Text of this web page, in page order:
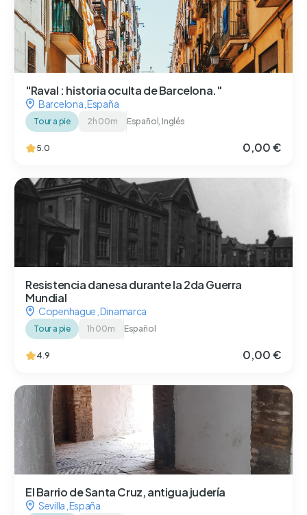
"Raval : historia oculta de Barcelona."
Barcelona España
Tour a pie 2h 00m Español, Inglés
5.0 0,00 €
Resistencia danesa durante la 2da Guerra
Mundial
Copenhague Dinamarca
Tour a pie 1h 00m Español
4.9 0,00 €
El Barrio de Santa Cruz, antigua judería
Sevilla España